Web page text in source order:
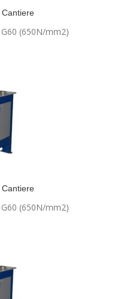
(650N/mm2)
(650N/mm2)